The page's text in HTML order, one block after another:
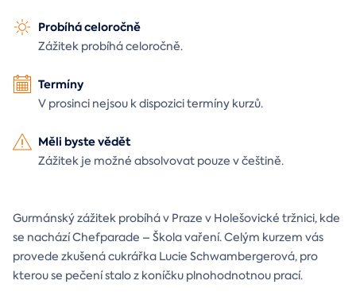
Probíhá celoročně
Zážitek probíhá celoročně.
Termíny
V prosinci nejsou k dispozici termíny kurzů.
Měli byste vědět
Zážitek je možné absolvovat pouze v češtině.
Gurmánský zážitek probíhá v Praze v Holešovické tržnici, kde
se nachází Chefparade – Škola vaření. Celým kurzem vás
provede zkušená cukrářka Lucie Schwambergerová, pro
kterou se pečení stalo z koníčku plnohodnotnou prací.